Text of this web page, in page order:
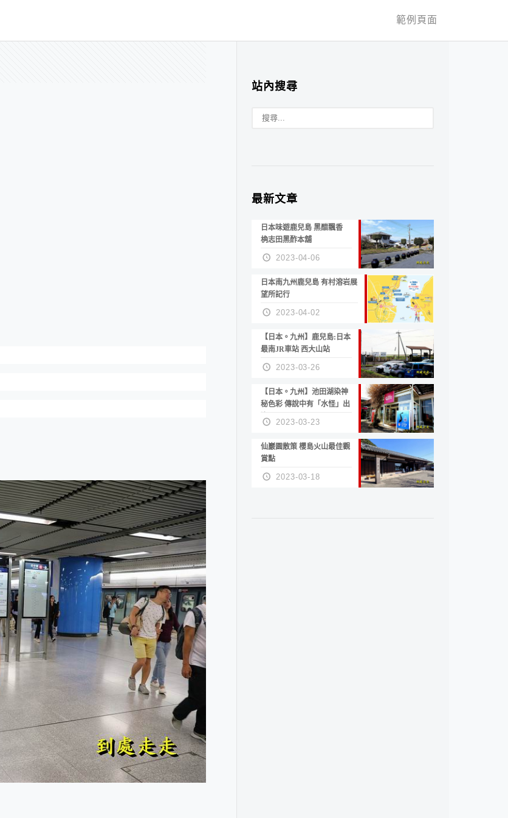
範例頁面
站內搜尋
最新文章
日本味遊鹿兒島 黑醋飄香
桷志田黑酢本舖
2023-04-06
日本南九州鹿兒島 有村溶岩展
望所記行
2023-04-02
【日本。九州】鹿兒島:日本
最南JR車站 西大山站
2023-03-26
【日本。九州】池田湖染神
秘色彩 傳說中有「水怪」出
沒
2023-03-23
仙巖園散策 櫻島火山最佳觀
賞點
2023-03-18